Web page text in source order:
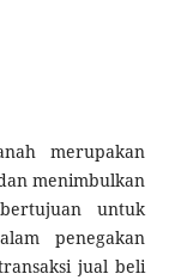
merupakan
menimbulkan
untuk
penegakan
jual beli